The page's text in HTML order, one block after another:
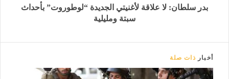
بدر سلطان: لا علاقة لأغنيتي الجديدة “لوطوروت” بأحداث
سبتة ومليلية
أخبار ذات صلة